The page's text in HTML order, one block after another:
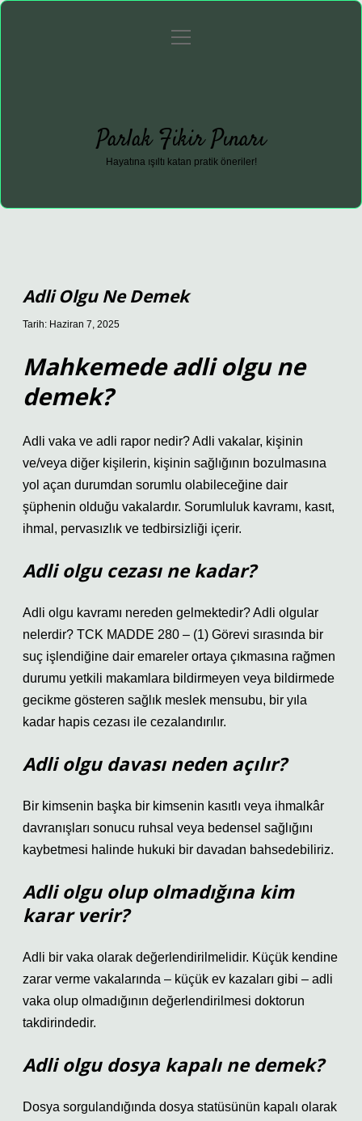
Gizlilik Politikası
menüyü
Parlak Fikir Pınarı
Hayatına ışıltı katan pratik öneriler!
Adli Olgu Ne Demek
Tarih: Haziran 7, 2025
Mahkemede adli olgu ne
demek?
Adli vaka ve adli rapor nedir? Adli vakalar, kişinin
ve/veya diğer kişilerin, kişinin sağlığının bozulmasına
yol açan durumdan sorumlu olabileceğine dair
şüphenin olduğu vakalardır. Sorumluluk kavramı, kasıt,
ihmal, pervasızlık ve tedbirsizliği içerir.
Adli olgu cezası ne kadar?
Adli olgu kavramı nereden gelmektedir? Adli olgular
nelerdir? TCK MADDE 280 – (1) Görevi sırasında bir
suç işlendiğine dair emareler ortaya çıkmasına rağmen
durumu yetkili makamlara bildirmeyen veya bildirmede
gecikme gösteren sağlık meslek mensubu, bir yıla
kadar hapis cezası ile cezalandırılır.
Adli olgu davası neden açılır?
Bir kimsenin başka bir kimsenin kasıtlı veya ihmalkâr
davranışları sonucu ruhsal veya bedensel sağlığını
kaybetmesi halinde hukuki bir davadan bahsedebiliriz.
Adli olgu olup olmadığına kim
karar verir?
Adli bir vaka olarak değerlendirilmelidir. Küçük kendine
zarar verme vakalarında – küçük ev kazaları gibi – adli
vaka olup olmadığının değerlendirilmesi doktorun
takdirindedir.
Adli olgu dosya kapalı ne demek?
Dosya sorgulandığında dosya statüsünün kapalı olarak